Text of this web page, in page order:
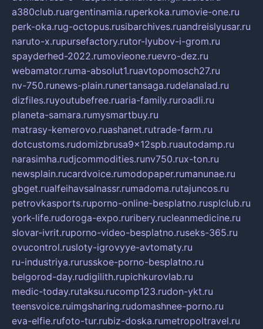
a380club.ruargentinamia.ruperkoka.rumovie-one.ru
perk-oka.rug-octopus.rusibarchives.ruandreislyusar.ru
naruto-x.rupursefactory.rutor-lyubov-i-grom.ru
spayderhed-2022.rumovieone.ruevro-dez.ru
webamator.ruma-absolut1.ruavtopomosch27.ru
nv-750.runews-plain.runertansaga.rudelanalad.ru
dizfiles.ruyoutubefree.ruaria-family.ruroadli.ru
planeta-samara.rumysmartbuy.ru
matrasy-kemerovo.ruashanet.rutrade-farm.ru
dotcustoms.rudomizbrusa9x12spb.ruautodamp.ru
narasimha.rudjcommodities.runv750.rux-ton.ru
newsplain.rucardvoice.rumodopaper.rumanunae.ru
gbget.rualfeihavsalnassr.rumadoma.rutajuncos.ru
petrovkasports.ruporno-online-besplatno.rusplclub.ru
york-life.rudoroga-expo.ruribery.rucleanmedicine.ru
slovar-ivrit.ruporno-video-besplatno.ruseks-365.ru
ovucontrol.rusloty-igrovyye-avtomaty.ru
ru-industriya.rurusskoe-porno-besplatno.ru
belgorod-day.rudigilith.rupichkurovlab.ru
medic-today.rutaksu.rucomp123.rudon-ykt.ru
teensvoice.ruimgsharing.rudomashnee-porno.ru
eva-elfie.rufoto-tur.rubiz-doska.rumetropoltravel.ru